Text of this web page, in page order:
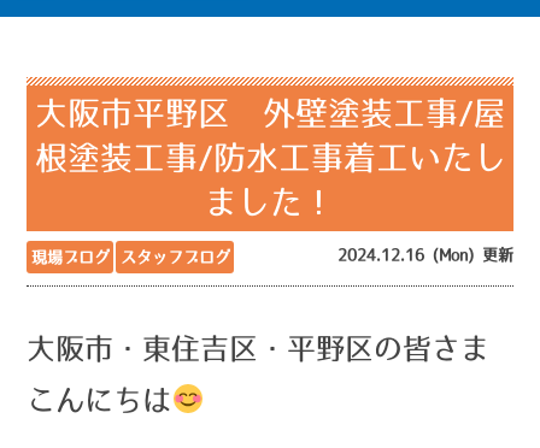
大阪市平野区 外壁塗装工事/屋
根塗装工事/防水工事着工いたし
ました！
現場ブログ スタッフブログ 2024.12.16 (Mon) 更新
大阪市・東住吉区・平野区の皆さま
こんにちは